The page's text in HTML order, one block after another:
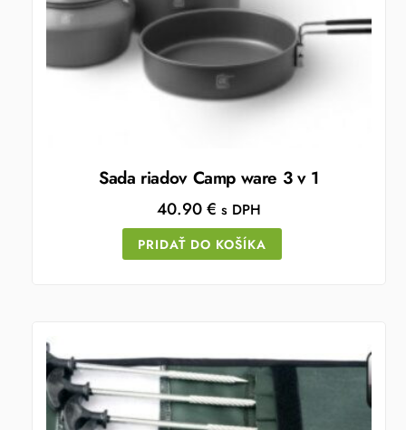
Sada riadov Camp ware 3 v 1
40.90€ s DPH
PRIDAŤ DO KOŠÍKA